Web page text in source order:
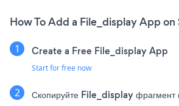
How To Add a File_display App
Create a Free File_display App
Start for free now
Скопируйте File_display фрагмент